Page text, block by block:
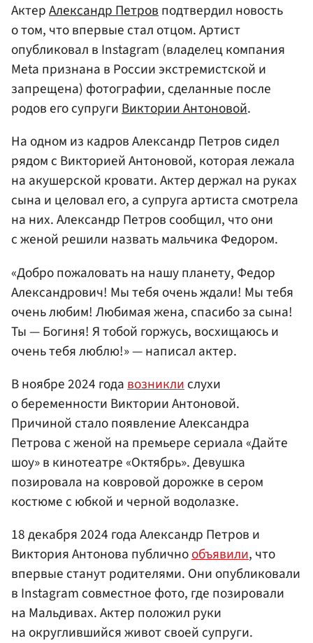
АктерАлександр Петровподтвердил новость
о том, что впервые стал отцом. Артист
опубликовал в Instagram (владелец компания
Meta признана в России экстремистской и
запрещена) фотографии, сделанные после
родов его супругиВиктории Антоновой.
На одном из кадров Александр Петров сидел
рядом с Викторией Антоновой, которая лежала
на акушерской кровати. Актер держал на руках
сына и целовал его, а супруга артиста смотрела
на них. Александр Петров сообщил, что они
с женой решили назвать мальчика Федором.
«Добро пожаловать на нашу планету, Федор
Александрович! Мы тебя очень ждали! Мы тебя
очень любим! Любимая жена, спасибо за сына!
Ты — Богиня! Я тобой горжусь, восхищаюсь и
очень тебя люблю!» — написал актер.
В ноябре 2024 годавозниклислухи
о беременности Виктории Антоновой.
Причиной стало появление Александра
Петрова с женой на премьере сериала «Дайте
шоу» в кинотеатре «Октябрь». Девушка
позировала на ковровой дорожке в сером
костюме с юбкой и черной водолазке.
18 декабря 2024 года Александр Петров и
Виктория Антонова публичнообъявили, что
впервые станут родителями. Они опубликовали
в Instagram совместное фото, где позировали
на Мальдивах. Актер положил руки
на округлившийся живот своей супруги.